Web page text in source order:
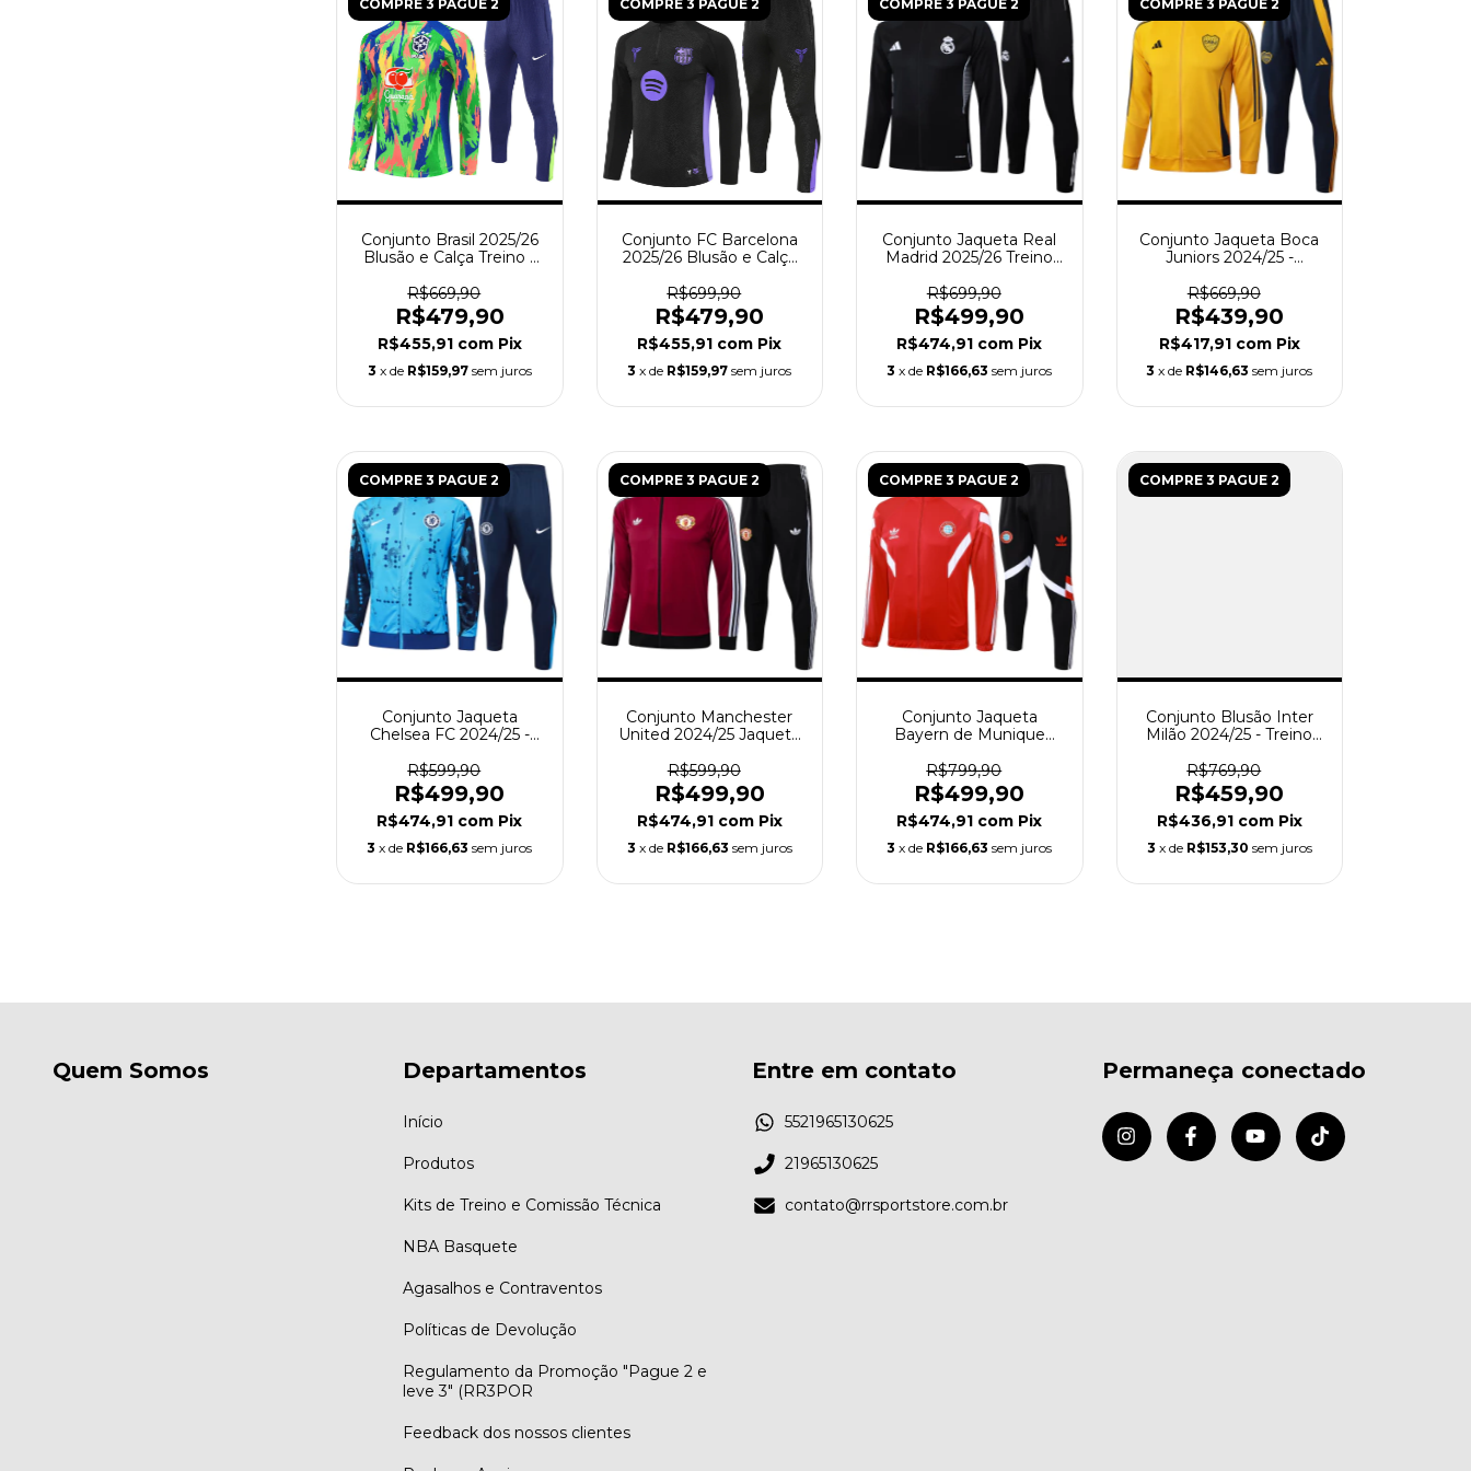
COMPRE 3 PAGUE 2
Conjunto Brasil 2025/26
Blusão e Calça Treino -
R$669,90
R$479,90
R$455,91 com Pix
3 x de R$159,97 sem juros
COMPRE 3 PAGUE 2
Conjunto FC Barcelona
2025/26 Blusão e Calça
Preto
R$699,90
R$479,90
R$455,91 com Pix
3 x de R$159,97 sem juros
COMPRE 3 PAGUE 2
Conjunto Jaqueta Real
Madrid 2025/26 Treino
R$699,90
R$499,90
R$474,91 com Pix
3 x de R$166,63 sem juros
COMPRE 3 PAGUE 2
Conjunto Jaqueta Boca
Juniors 2024/25 -
R$669,90
R$439,90
R$417,91 com Pix
3 x de R$146,63 sem juros
COMPRE 3 PAGUE 2
Conjunto Jaqueta
Chelsea FC 2024/25 -
R$599,90
R$499,90
R$474,91 com Pix
3 x de R$166,63 sem juros
COMPRE 3 PAGUE 2
Conjunto Manchester
United 2024/25 Jaqueta
Vermelha
R$599,90
R$499,90
R$474,91 com Pix
3 x de R$166,63 sem juros
COMPRE 3 PAGUE 2
Conjunto Jaqueta
Bayern de Munique
Vermelho
R$799,90
R$499,90
R$474,91 com Pix
3 x de R$166,63 sem juros
COMPRE 3 PAGUE 2
Conjunto Blusão Inter
Milão 2024/25 - Treino
R$769,90
R$459,90
R$436,91 com Pix
3 x de R$153,30 sem juros
Quem Somos Departamentos
Início
Produtos
Kits de Treino e Comissão Técnica
NBA Basquete
Agasalhos e Contraventos
Políticas de Devolução
Regulamento da Promoção "Pague 2 e
leve 3" (RR3POR
Feedback dos nossos clientes
Entre em contato
5521965130625
21965130625
contato@rrsportstore.com.br
Permaneça conectado